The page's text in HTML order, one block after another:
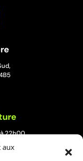
aux
22h00
à 19h00